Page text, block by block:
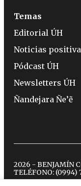
Temas
Editorial ÚH
Noticias
Pódcast ÚH
Newsletters ÚH
Ñandejara Ñe’ẽ
2026 - BENJAMÍN
TELÉFONO: (0994)